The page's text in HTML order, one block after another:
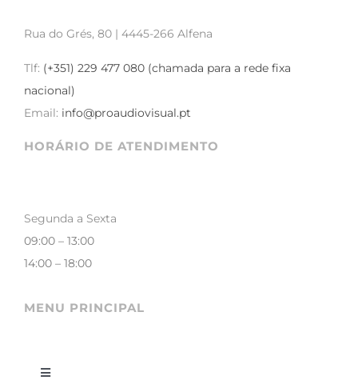
Rua do Grés, 80 | 4445-266 Alfena
Tlf: (+351) 229 477 080 (chamada para a rede fixa
nacional)
Email: info@proaudiovisual.pt
HORÁRIO DE ATENDIMENTO
Segunda a Sexta
09:00 – 13:00
14:00 – 18:00
MENU PRINCIPAL
Toggle